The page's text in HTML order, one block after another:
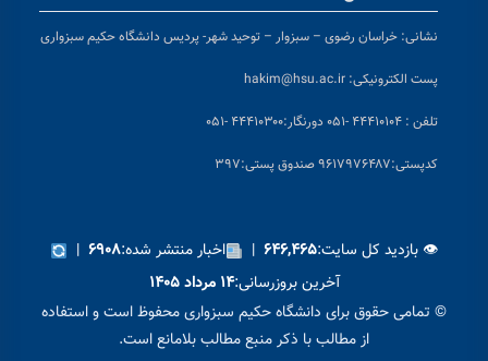
نشانی: خراسان رضوی – سبزوار – توحید شهر- پردیس دانشگاه حکیم سبزواری
پست الکترونیکی: hakim@hsu.ac.ir
تلفن : ۴۴۴۱۰۱۰۴ -۰۵۱ دورنگار:۴۴۴۱۰۳۰۰ -۰۵۱
کدپستی:۹۶۱۷۹۷۶۴۸۷ صندوق پستی:۳۹۷
👁 بازدید کل سایت:۶۴۶,۴۶۵ | اخبار منتشر شده:۶۹۰۸ |
آخرین بروزرسانی:۱۴ مرداد ۱۴۰۵
© تمامی حقوق برای دانشگاه حکیم سبزواری محفوظ است و استفاده
از مطالب با ذکر منبع مطالب بلامانع است.